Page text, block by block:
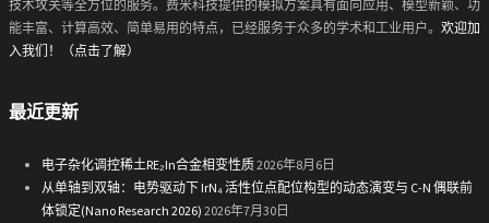
技术攻关等全方位的服务。费米科技提供的模拟方案具有面向应用、模型新颖、功
能丰富、计算高效、简单易用的特点，已经服务于众多的学术和工业用户。 欢迎加
入我们！（点击了解）
最近更新
电子杂化调控稀土RE₂In合金相变性质2026年8月6日
从单轴到双轴：电势驱动下 IrN₄ 活性位点配位构型的动态演变与 C-N 偶联前
体锁定(Nano Research 2026) 2026年7月30日